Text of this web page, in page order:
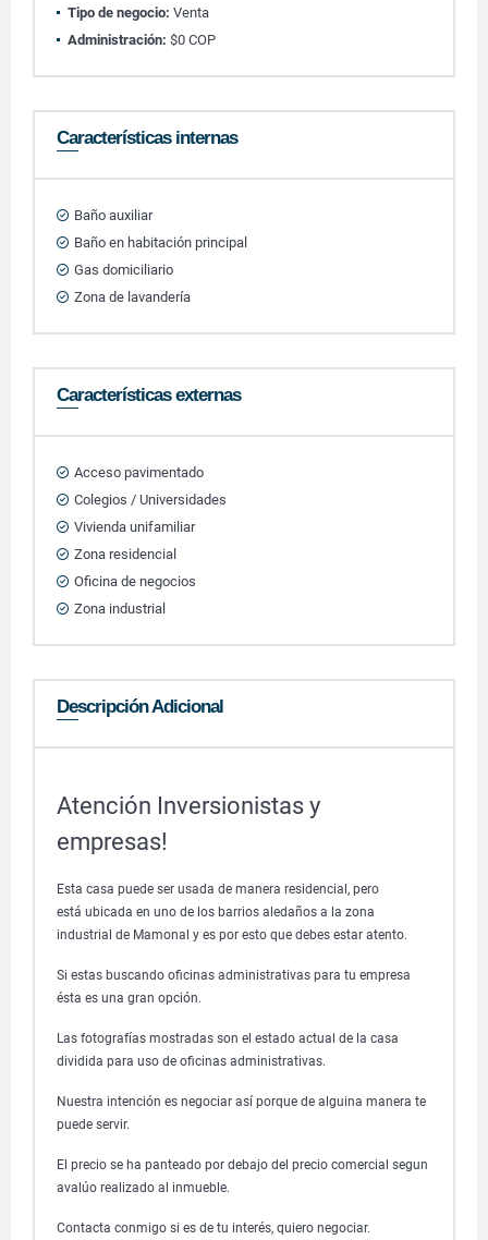
Tipo de negocio: Venta
Administración: $0 COP
Características internas
Baño auxiliar
Baño en habitación principal
Gas domiciliario
Zona de lavandería
Características externas
Acceso pavimentado
Colegios / Universidades
Vivienda unifamiliar
Zona residencial
Oficina de negocios
Zona industrial
Descripción Adicional
Atención Inversionistas y
empresas!
Esta casa puede ser usada de manera residencial, pero
está ubicada en uno de los barrios aledaños a la zona
industrial de Mamonal y es por esto que debes estar atento.
Si estas buscando oficinas administrativas para tu empresa
ésta es una gran opción.
Las fotografías mostradas son el estado actual de la casa
dividida para uso de oficinas administrativas.
Nuestra intención es negociar así porque de alguina manera te
puede servir.
El precio se ha panteado por debajo del precio comercial segun
avalúo realizado al inmueble.
Contacta conmigo si es de tu interés, quiero negociar.